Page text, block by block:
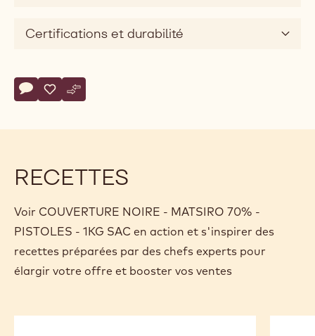
Certifications et durabilité
Actions
Écrire un commentaire
- COUVERTURE NOIRE - MATSIRO 70% - PISTOLES - 1KG
Sauvegarder
- COUVERTURE NOIRE - MATSIRO 70% - PISTOLES -
Comparer
- COUVERTURE NOIRE - MATSIRO 70% -
RECETTES
Voir COUVERTURE NOIRE - MATSIRO 70% -
PISTOLES - 1KG SAC en action et s'inspirer des
recettes préparées par des chefs experts pour
élargir votre offre et booster vos ventes